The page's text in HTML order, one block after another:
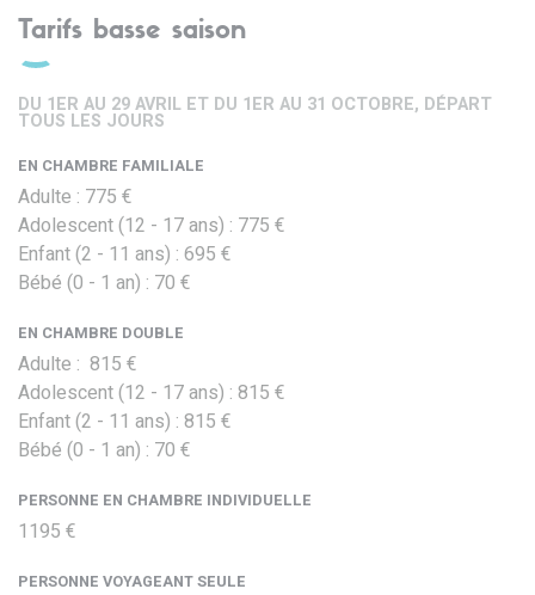
Tarifs basse saison
DU 1ER AU 29 AVRIL ET DU 1ER AU 31 OCTOBRE, DÉPART
TOUS LES JOURS
EN CHAMBRE FAMILIALE
Adulte : 775 €
Adolescent (12 - 17 ans) : 775 €
Enfant (2 - 11 ans) : 695 €
Bébé (0 - 1 an) : 70 €
EN CHAMBRE DOUBLE
Adulte : 815 €
Adolescent (12 - 17 ans) : 815 €
Enfant (2 - 11 ans) : 815 €
Bébé (0 - 1 an) : 70 €
PERSONNE EN CHAMBRE INDIVIDUELLE
1195 €
PERSONNE VOYAGEANT SEULE